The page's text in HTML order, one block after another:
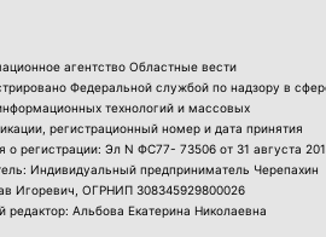
агентство Областные вести
Федеральной службой по надзору в
технологий и массовых
регистрационный номер и дата принятия
о регистрации: Эл N ФС77- 73506 от 31 августа
Индивидуальный предприниматель Черепахин
Игоревич, ОГРНИП 308345929800026
редактор: Альбова Екатерина Николаевна